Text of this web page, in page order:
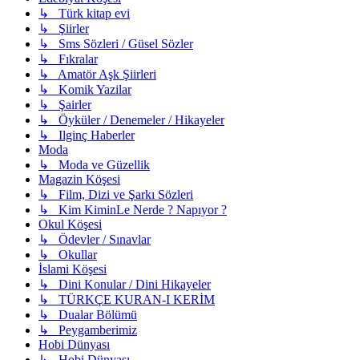
↳ Türk kitap evi
↳ Şiirler
↳ Sms Sözleri / Güsel Sözler
↳ Fıkralar
↳ Amatör Aşk Şiirleri
↳ Komik Yazilar
↳ Şairler
↳ Öyküler / Denemeler / Hikayeler
↳ Ilginç Haberler
Moda
↳ Moda ve Güzellik
Magazin Köşesi
↳ Film, Dizi ve Şarkı Sözleri
↳ Kim KiminLe Nerde ? Napıyor ?
Okul Köşesi
↳ Ödevler / Sınavlar
↳ Okullar
İslami Köşesi
↳ Dini Konular / Dini Hikayeler
↳ TÜRKÇE KURAN-I KERİM
↳ Dualar Bölümü
↳ Peygamberimiz
Hobi Dünyası